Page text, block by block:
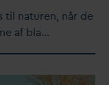
til naturen, når de
af bla…